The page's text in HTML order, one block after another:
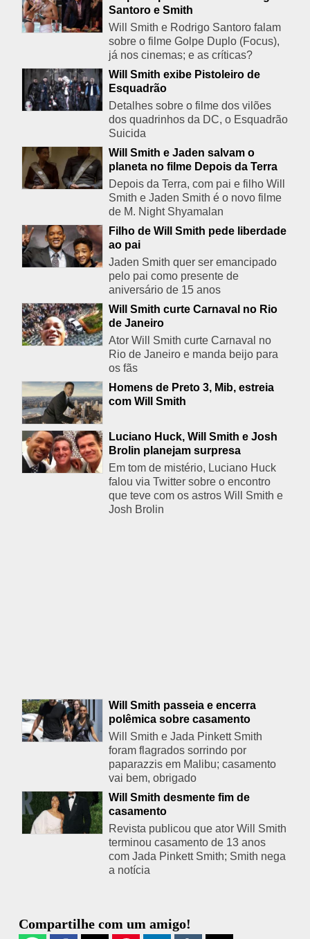
Santoro e Smith
Will Smith e Rodrigo Santoro falam
sobre o filme Golpe Duplo (Focus),
já nos cinemas; e as críticas?
Will Smith exibe Pistoleiro de
Esquadrão
Detalhes sobre o filme dos vilões
dos quadrinhos da DC, o Esquadrão
Suicida
Will Smith e Jaden salvam o
planeta no filme Depois da Terra
Depois da Terra, com pai e filho Will
Smith e Jaden Smith é o novo filme
de M. Night Shyamalan
Filho de Will Smith pede liberdade
ao pai
Jaden Smith quer ser emancipado
pelo pai como presente de
aniversário de 15 anos
Will Smith curte Carnaval no Rio
de Janeiro
Ator Will Smith curte Carnaval no
Rio de Janeiro e manda beijo para
os fãs
Homens de Preto 3, Mib, estreia
com Will Smith
Luciano Huck, Will Smith e Josh
Brolin planejam surpresa
Em tom de mistério, Luciano Huck
falou via Twitter sobre o encontro
que teve com os astros Will Smith e
Josh Brolin
Will Smith passeia e encerra
polêmica sobre casamento
Will Smith e Jada Pinkett Smith
foram flagrados sorrindo por
paparazzis em Malibu; casamento
vai bem, obrigado
Will Smith desmente fim de
casamento
Revista publicou que ator Will Smith
terminou casamento de 13 anos
com Jada Pinkett Smith; Smith nega
a notícia
Compartilhe com um amigo!